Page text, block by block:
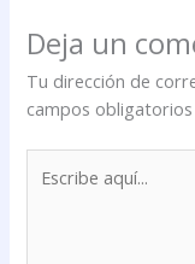
Deja un
Tu dirección de
campos
aquí...